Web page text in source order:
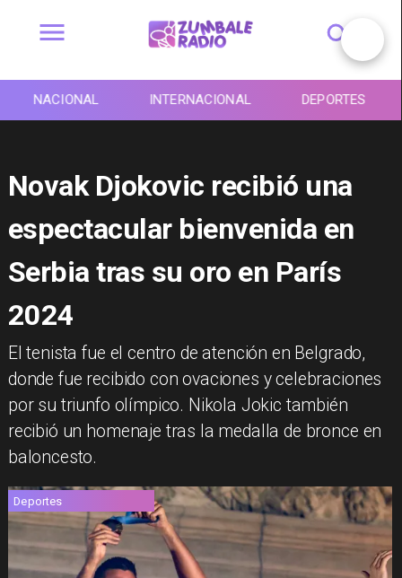
NACIONAL INTERNACIONAL DEPORTES
Novak Djokovic recibió una
espectacular bienvenida en
Serbia tras su oro en París
2024
El tenista fue el centro de atención en Belgrado,
donde fue recibido con ovaciones y celebraciones
por su triunfo olímpico. Nikola Jokic también
recibió un homenaje tras la medalla de bronce en
baloncesto.
Deportes